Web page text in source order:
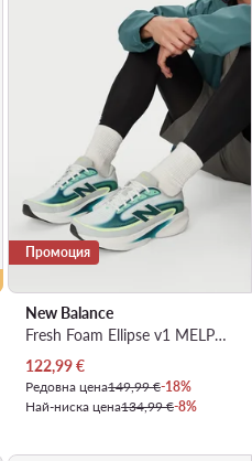
Промоция
New Balance
Fresh Foam Ellipse v1 MELPS4B2 · Маратонки за бягане
Актуална цена
122,99€
Редовна цена149,99 €-18%
Най-ниска цена134,99 €-8%